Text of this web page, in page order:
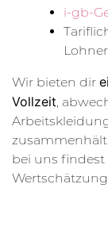
i-gb-
Wir bieten dir
Vollzeit,
bei uns